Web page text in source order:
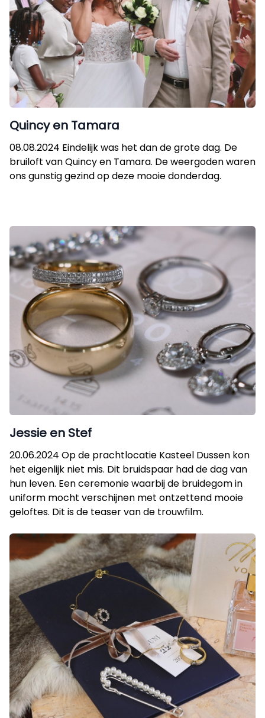
Quincy en Tamara
08.08.2024 Eindelijk was het dan de grote dag. De
bruiloft van Quincy en Tamara. De weergoden waren
ons gunstig gezind op deze mooie donderdag.
Jessie en Stef
20.06.2024 Op de prachtlocatie Kasteel Dussen kon
het eigenlijk niet mis. Dit bruidspaar had de dag van
hun leven. Een ceremonie waarbij de bruidegom in
uniform mocht verschijnen met ontzettend mooie
geloftes. Dit is de teaser van de trouwfilm.